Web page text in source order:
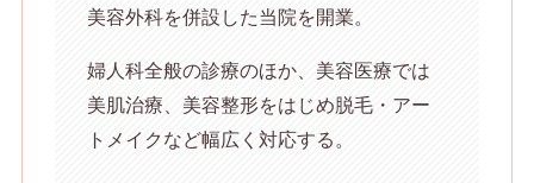
美容外科を併設した当院を開業。
婦人科全般の診療のほか、美容医療では
美肌治療、美容整形をはじめ脱毛・アー
トメイクなど幅広く対応する。